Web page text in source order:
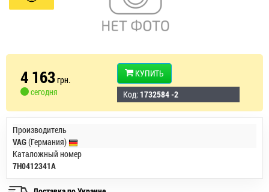
4 163грн.
сегодня
КУПИТЬ
Код: 1732584 -2
Производитель
VAG(Германия)
Каталожный номер
7H0412341A